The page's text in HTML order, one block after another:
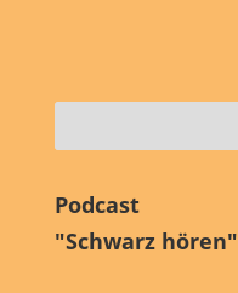
Podcast
"Schwarz hören"